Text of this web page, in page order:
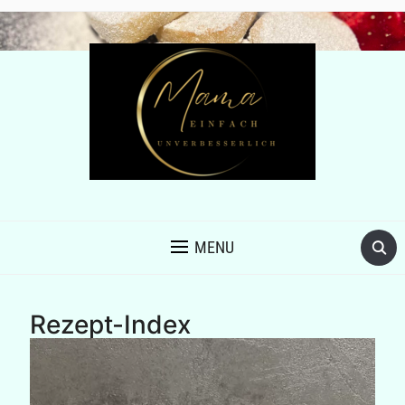
MENU
Rezept-Index